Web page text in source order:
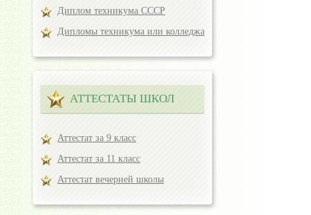
Диплом техникума СССР
Дипломы техникума или колледжа
АТТЕСТАТЫ ШКОЛ
Аттестат за 9 класс
Аттестат за 11 класс
Аттестат вечерней школы